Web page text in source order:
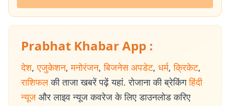
Prabhat Khabar App :
देश, एजुकेशन, मनोरंजन, बिजनेस अपडेट, धर्म, क्रिकेट,
राशिफल की ताजा खबरें पढ़ें यहां. रोजाना की ब्रेकिंग हिंदी
न्यूज और लाइव न्यूज कवरेज के लिए डाउनलोड करिए